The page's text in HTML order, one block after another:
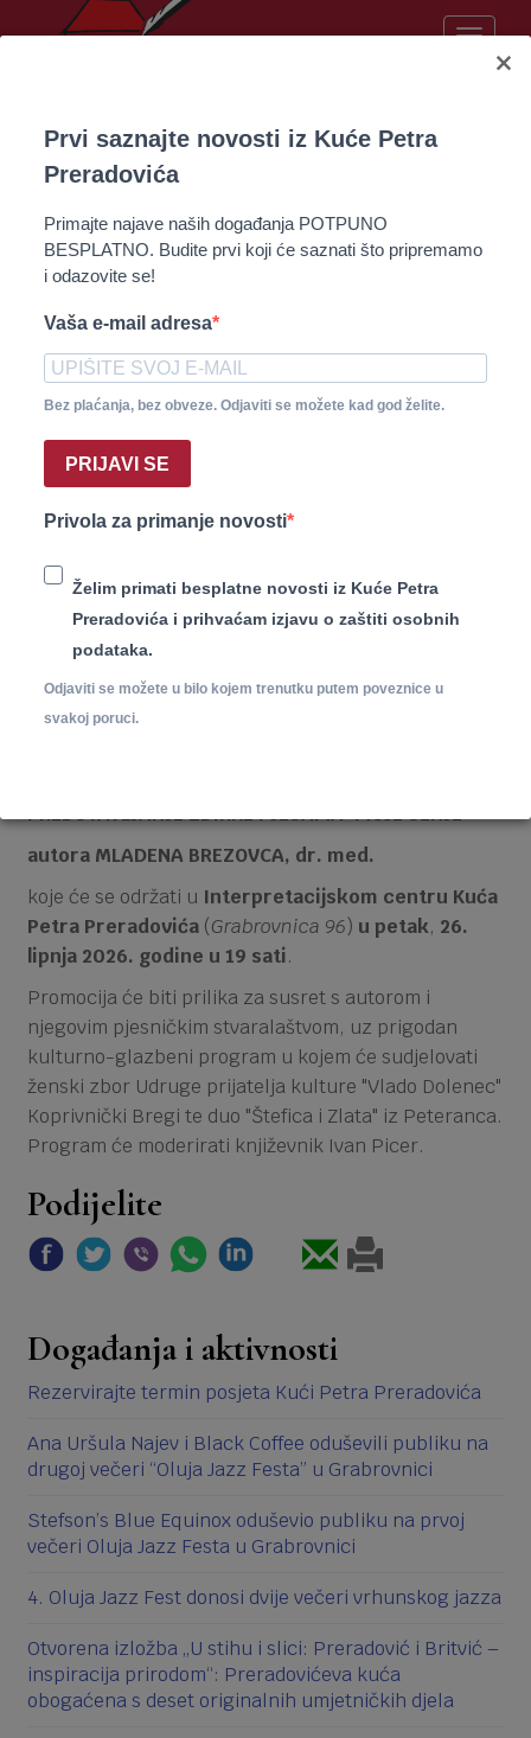
Toggle
Predstavljanje zbirke
pjesama "Moje senje"
Mladena Brezovca
Događanja i aktivnosti | 24.06.2026.
PREDSTAVLJANJE ZBIRKE PJESAMA "MOJE SENJE"
autora MLADENA BREZOVCA, dr. med.
koje će se održati u Interpretacijskom centru Kuća
Petra Preradovića (Grabrovnica 96) u petak, 26.
lipnja 2026. godine u 19 sati.
Promocija će biti prilika za susret s autorom i
njegovim pjesničkim stvaralaštvom, uz prigodan
kulturno-glazbeni program u kojem će sudjelovati
ženski zbor Udruge prijatelja kulture "Vlado Dolenec"
Koprivnički Bregi te duo "Štefica i Zlata" iz Peteranca.
Program će moderirati književnik Ivan Picer.
Podijelite
Događanja i aktivnosti
Rezervirajte termin posjeta Kući Petra Preradovića
Ana Uršula Najev i Black Coffee oduševili publiku na
drugoj večeri “Oluja Jazz Festa” u Grabrovnici
Stefson’s Blue Equinox oduševio publiku na prvoj
večeri Oluja Jazz Festa u Grabrovnici
4. Oluja Jazz Fest donosi dvije večeri vrhunskog jazza
Otvorena izložba „U stihu i slici: Preradović i Britvić –
inspiracija prirodom“: Preradovićeva kuća
obogaćena s deset originalnih umjetničkih djela
×
Prvi saznajte novosti iz Kuće Petra
Preradovića
Primajte najave naših događanja POTPUNO
BESPLATNO. Budite prvi koji će saznati što pripremamo
i odazovite se!
Vaša e-mail adresa
Bez plaćanja, bez obveze. Odjaviti se možete kad god želite.
PRIJAVI SE
Privola za primanje novosti
Želim primati besplatne novosti iz Kuće Petra
Preradovića i prihvaćam izjavu o zaštiti osobnih
podataka.
Odjaviti se možete u bilo kojem trenutku putem poveznice u
svakoj poruci.